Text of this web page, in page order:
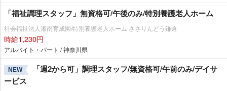
「福祉調理スタッフ」無資格可/午後のみ/特別養護老人ホーム
社会福祉法人湘南育成園/特別養護老人ホーム ささりんどう鎌倉
時給1,230円
アルバイト・パート / 神奈川県
NEW
「週2から可」調理スタッフ/無資格可/午前のみ/デイサ
ービス